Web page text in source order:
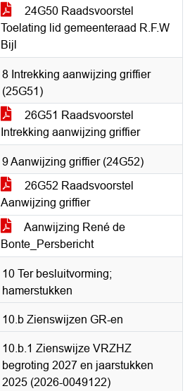
24G50 Raadsvoorstel
Toelating lid gemeenteraad R.F.W
Bijl
8 Intrekking aanwijzing griffier
(25G51)
26G51 Raadsvoorstel
Intrekking aanwijzing griffier
9 Aanwijzing griffier (24G52)
26G52 Raadsvoorstel
Aanwijzing griffier
Aanwijzing René de
Bonte_Persbericht
10 Ter besluitvorming;
hamerstukken
10.b Zienswijzen GR-en
10.b.1 Zienswijze VRZHZ
begroting 2027 en jaarstukken
2025 (2026-0049122)